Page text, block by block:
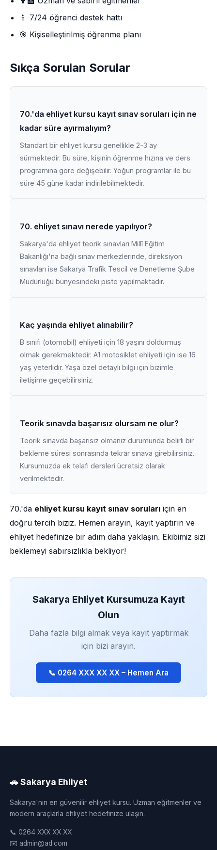
📱 7/24 öğrenci destek hattı
🎯 Kişiselleştirilmiş öğrenme planı
Sıkça Sorulan Sorular
70.'da ehliyet kursu kayıt sınav soruları için ne
kadar süre ayırmalıyım?
Standart bir ehliyet kursu genellikle 2-3 ay
sürmektedir. Bu süre, kişinin öğrenme hızına ve ders
programına göre değişebilir. Yoğun programlar ile bu
süre 45 güne kadar indirilebilmektedir.
70. ehliyet sınavı nerede yapılıyor?
Sakarya'da ehliyet teorik sınavları Millî Eğitim
Bakanlığı'na bağlı sınav merkezlerinde, direksiyon
sınavları ise Sakarya Trafik Tescil ve Denetleme Şube
Müdürlüğü bünyesindeki piste yapılmaktadır.
Kaç yaşında ehliyet alınabilir?
B sınıfı (otomobil) ehliyeti için 18 yaşını doldurmuş
olmak gerekmektedir. A1 motosiklet ehliyeti için ise 16
yaş yeterlidir. Yaşa özel detaylı bilgi için bizimle
iletişime geçebilirsiniz.
Teorik sınavda başarısız olursam ne olur?
Teorik sınavda başarısız olmanız durumunda belirli bir
bekleme süresi sonrasında tekrar sınava girebilirsiniz.
Kursumuzda ek telafi dersleri ücretsiz olarak
verilmektedir.
70.'da ehliyet kursu kayıt sınav soruları için en
doğru tercih biziz. Hemen arayın, kayıt yaptırın ve
ehliyet hedefinize bir adım daha yaklaşın. Ekibimiz sizi
beklemeyi sabırsızlıkla bekliyor!
Sakarya Ehliyet Kursumuza Kayıt
Olun
Daha fazla bilgi almak veya kayıt yaptırmak
için bizi arayın.
📞 0264 XXX XX XX – Hemen Ara
🚗 Sakarya Ehliyet
Sakarya'nın en güvenilir ehliyet kursu. Uzman eğitmenler ve
modern araçlarla ehliyet hedefinize ulaşın.
📞 0264 XXX XX XX
✉️ admin@ad.com